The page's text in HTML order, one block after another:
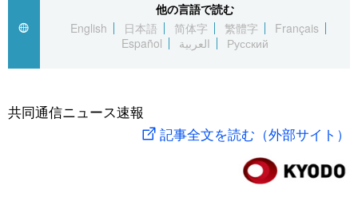
العربية
社会
旅と暮らし
文化
科学・技術
暮らし
お知らせ
他の言語で読む
English
日本語 简体字 繁體字
Français
Español
العربية Русский
共同通信ニュース速報
記事全文を読む（外部サイト）